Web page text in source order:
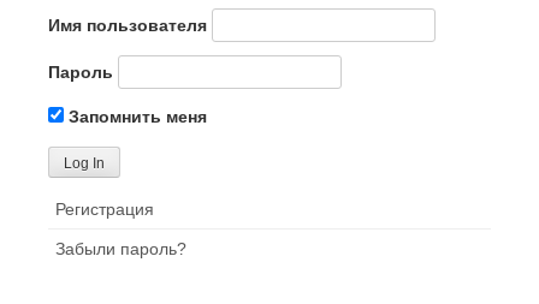
Имя пользователя
Пароль
Запомнить меня
Регистрация
Забыли пароль?